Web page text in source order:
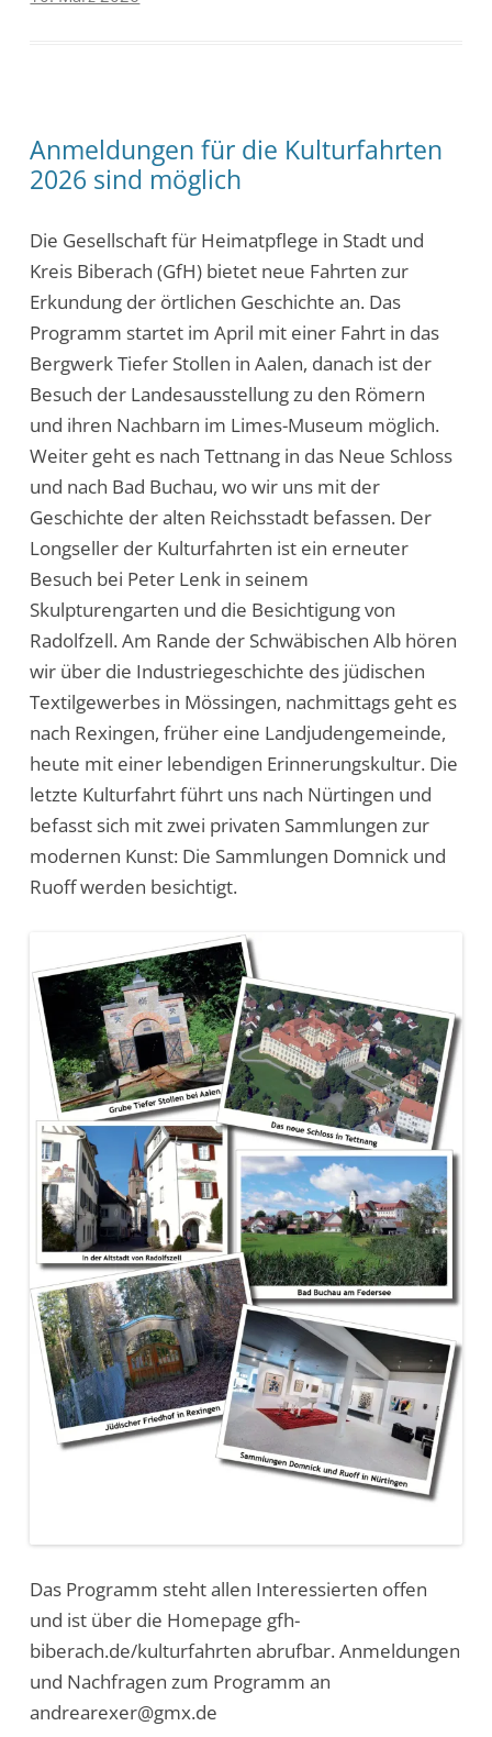
Anmeldungen für die Kulturfahrten
2026 sind möglich
Die Gesellschaft für Heimatpflege in Stadt und
Kreis Biberach (GfH) bietet neue Fahrten zur
Erkundung der örtlichen Geschichte an. Das
Programm startet im April mit einer Fahrt in das
Bergwerk Tiefer Stollen in Aalen, danach ist der
Besuch der Landesausstellung zu den Römern
und ihren Nachbarn im Limes-Museum möglich.
Weiter geht es nach Tettnang in das Neue Schloss
und nach Bad Buchau, wo wir uns mit der
Geschichte der alten Reichsstadt befassen. Der
Longseller der Kulturfahrten ist ein erneuter
Besuch bei Peter Lenk in seinem
Skulpturengarten und die Besichtigung von
Radolfzell. Am Rande der Schwäbischen Alb hören
wir über die Industriegeschichte des jüdischen
Textilgewerbes in Mössingen, nachmittags geht es
nach Rexingen, früher eine Landjudengemeinde,
heute mit einer lebendigen Erinnerungskultur. Die
letzte Kulturfahrt führt uns nach Nürtingen und
befasst sich mit zwei privaten Sammlungen zur
modernen Kunst: Die Sammlungen Domnick und
Ruoff werden besichtigt.
Das Programm steht allen Interessierten offen
und ist über die Homepage gfh-
biberach.de/kulturfahrten abrufbar. Anmeldungen
und Nachfragen zum Programm an
andrearexer@gmx.de